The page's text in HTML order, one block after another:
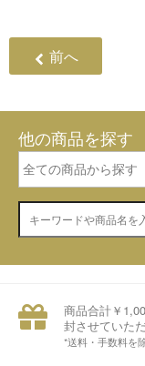
前へ
他の商品を探す
商品合計￥
封させていた
*送料・手数料を